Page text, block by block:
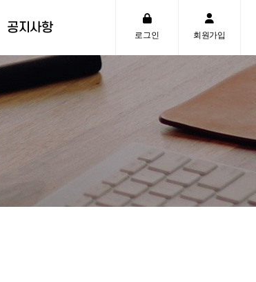
공지사항
자주하시는질문
로그인 회원가입